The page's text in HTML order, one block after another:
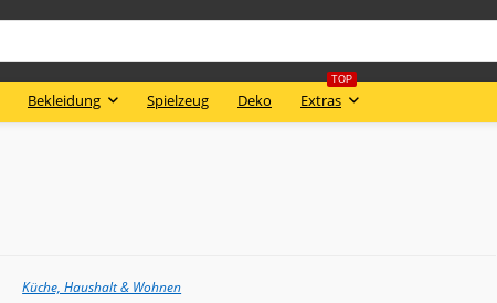
Bekleidung Spielzeug Deko Extras
TOP
Küche, Haushalt & Wohnen